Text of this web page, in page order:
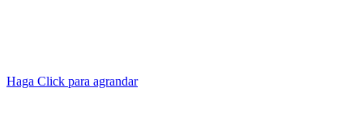
Haga Click para agrandar